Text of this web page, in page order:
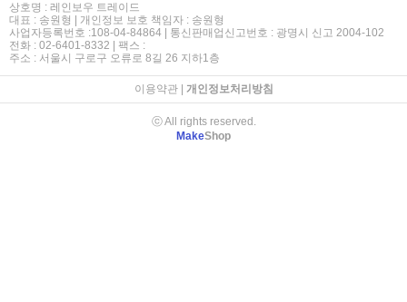
상호명 : 레인보우 트레이드
대표 : 송원형 | 개인정보 보호 책임자 : 송원형
사업자등록번호 :108-04-84864 | 통신판매업신고번호 : 광명시 신고 2004-102
전화 : 02-6401-8332 | 팩스 :
주소 : 서울시 구로구 오류로 8길 26 지하1층
이용약관| 개인정보처리방침
ⓒ All rights reserved.
MakeShop